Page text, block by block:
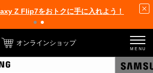
Z Flip7をおトクに手に入れよう！
オンラインショップ
MENU